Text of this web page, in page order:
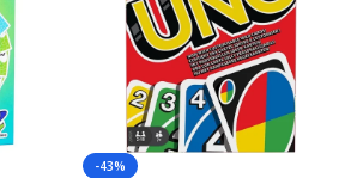
-43%